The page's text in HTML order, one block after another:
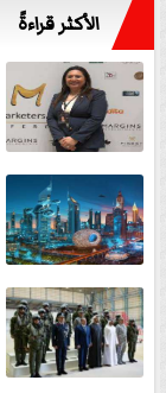
الأكثر قراءةً